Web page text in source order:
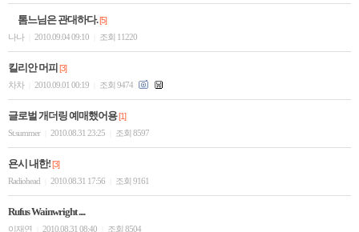
톰느님은 관대하다.[5]
나나
2010.09.04 09:10 조회 11220
킬리안 머피 [3]
차차
2010.09.01 00:19 조회 9474
글로벌 개더링 예매했어용[1]
St.summer
2010.08.31 23:25 조회 8597
욘시 내한![3]
Radiohead
2010.08.31 17:56 조회 9161
Rufus Wainwright ....
이재연 2010.08.31 08:40 조회 8504